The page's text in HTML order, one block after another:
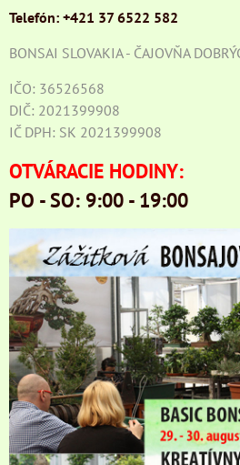
Telefón: +421 37 6522 582
BONSAI SLOVAKIA - ČAJOVŇA
IČO: 36526568
DIČ: 2021399908
IČ DPH: SK 2021399908
OTVÁRACIE HODINY:
PO - SO: 9:00 - 19:00